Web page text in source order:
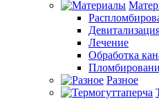
Лечение
Обработка
Разное